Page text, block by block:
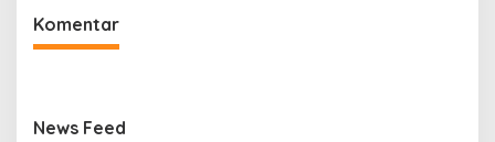
Komentar
News Feed